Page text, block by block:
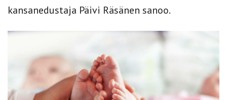
kansanedustaja Päivi Räsänen sanoo.